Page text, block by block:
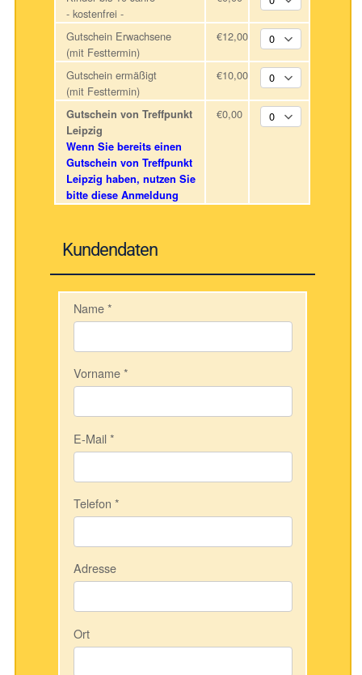
- kostenfrei -
Gutschein Erwachsene
(mit Festtermin)
€12,00
Gutschein ermäßigt
(mit Festtermin)
€10,00
Gutschein von Treffpunkt
Leipzig
Wenn Sie bereits einen
Gutschein von Treffpunkt
Leipzig haben, nutzen Sie
bitte diese Anmeldung
€0,00
Kundendaten
Name*
Vorname*
E-Mail*
Telefon *
Adresse
Ort